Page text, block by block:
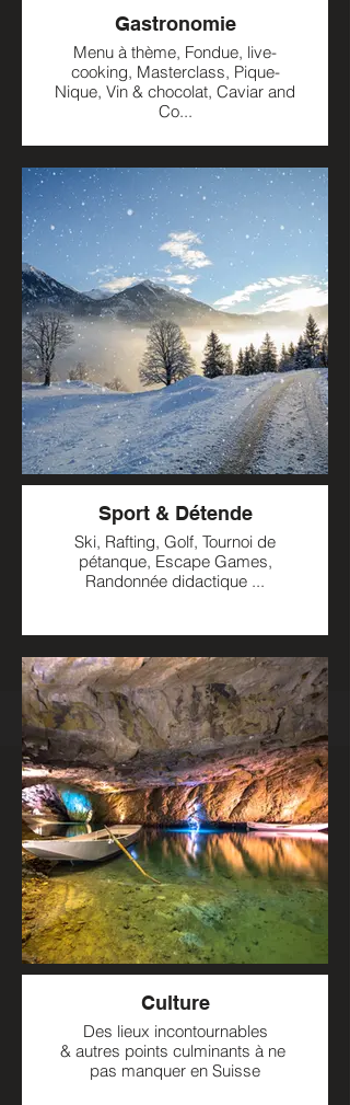
Gastronomie
Menu à thème, Fondue, live-
cooking, Masterclass, Pique-
Nique, Vin & chocolat, Caviar and
Co...
Sport & Détende
Ski, Rafting, Golf, Tournoi de
pétanque, Escape Games,
Randonnée didactique ...
Culture
Des lieux incontournables
& autres points culminants à ne
pas manquer en Suisse